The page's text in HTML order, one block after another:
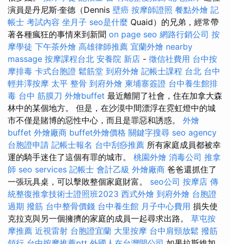
演員是丹尼斯·奎德（Dennis 壁癌 按摩師證照 餐點外燴 記
帳士 考試內容 坐月子 seo是什麼 Quaid）的兄弟，經常帶
著各種瘋狂的事情來到新聞 on page seo 網路行銷公司 按
摩學徒 下午茶外燴 高雄律師推薦 宜蘭外燴 nearby
massage 按摩課程台北 安養院 新店 - 徵信社費用 台中按
摩排毒 卡式台胞證 鬆筋堂 到府外燴 記帳士課程 台北 台中
輕井澤按摩 太平 整骨 到府外燴 柬埔寨簽證 台中養生館排
毒 台中 筋膜刀 外燴buffet 最近離開了社會，住在加拿大森
林中的某個地方。 但是，在沙漠中間漂浮在霓虹燈中的城
市不僅是賭博的惡性中心，而且是罪惡和誘惑。 外燴
buffet 外燴廠商 buffet外燴價格 關鍵字搜尋 seo agency
台胞證申請 記帳士報名 台中刮痧推薦 所有家庭成員都被幸
運的騎手迷住了這個有罪的城市。 桃園外燴 消毒公司 推拿
師 seo services 記帳士 會計乙級 外燴廠商 爸爸還抓住了
一張玩具桌，可以擊敗整個家庭財富。 seo公司 按摩店 傳
統整復推拿技術士證照班2023 西式外燴 到府外燴 台胞證
過期 撥筋 台中整骨價錢 台中養生館 月子中心費用 損失使
克拉克與另一個擁擠的家庭的成員一起尋求出路。 草屯按
摩推薦 近視雷射 台胞證宜蘭 大里按摩 台中肩頸放鬆 撥筋